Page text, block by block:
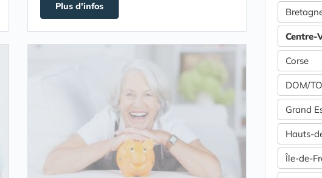
Plus d'infos
Centre-
Corse
DOM/
Grand
Hauts-
Île-de-